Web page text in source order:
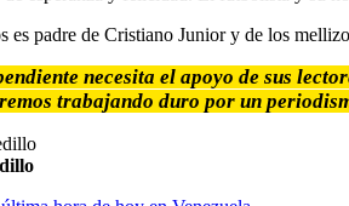
es padre de Cristiano Junior y de los
necesita el apoyo de sus
trabajando duro por un